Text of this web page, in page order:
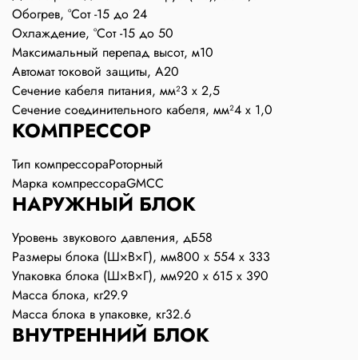
Обогрев, °Сот -15 до 24
Охлаждение, °Сот -15 до 50
Максимальный перепад высот, м10
Автомат токовой защиты, A20
Сечение кабеля питания, мм²3 х 2,5
Сечение соединительного кабеля, мм²4 х 1,0
КОМПРЕССОР
Тип компрессораРоторный
Марка компрессораGMCC
НАРУЖНЫЙ БЛОК
Уровень звукового давления, дБ58
Размеры блока (Ш×В×Г), мм800 x 554 x 333
Упаковка блока (Ш×В×Г), мм920 x 615 x 390
Масса блока, кг29.9
Масса блока в упаковке, кг32.6
ВНУТРЕННИЙ БЛОК